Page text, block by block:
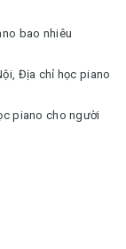
bao nhiêu
Địa chỉ học piano
piano cho người